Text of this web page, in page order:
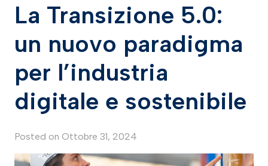
La Transizione 5.0:
un nuovo paradigma
per l’industria
digitale e sostenibile
Posted on Ottobre 31, 2024